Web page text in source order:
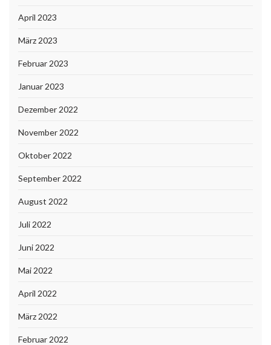
April 2023
März 2023
Februar 2023
Januar 2023
Dezember 2022
November 2022
Oktober 2022
September 2022
August 2022
Juli 2022
Juni 2022
Mai 2022
April 2022
März 2022
Februar 2022